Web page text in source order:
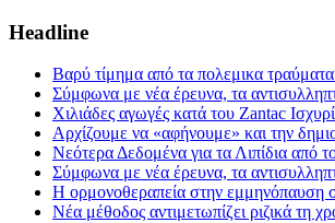
Headline
Βαρύ τίμημα από τα πολεμικα
Σύμφωνα με νέα έρευνα, τα
Χιλιάδες αγωγές κατά του Zantac
Αρχίζουμε να «αφήνουμε» και την
Νεότερα Δεδομένα για τα Λιπίδια από
Σύμφωνα με νέα έρευνα, τα
Η ορμονοθεραπεία στην εμμηνόπαυση
Νέα μέθοδος αντιμετωπίζει ριζικά τη